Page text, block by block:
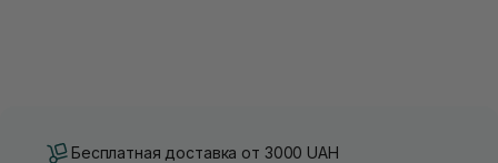
Бесплатная доставка от 3000 UAH